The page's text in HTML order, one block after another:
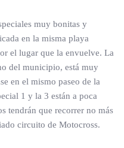
muy bonitas y
en la misma playa
el lugar que la envuelve. La
del municipio, está muy
en el mismo paseo de la
1 y la 3 están a poca
tendrán que recorrer no más
circuito de Motocross.